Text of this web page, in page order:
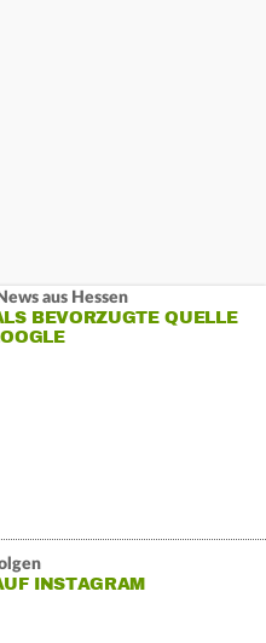
aus Hessen
BEVORZUGTE QUELLE
INSTAGRAM